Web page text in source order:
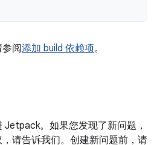
阅添加 build 依赖项。
。如果您发现了新问题，
请告诉我们。创建新问题前，请